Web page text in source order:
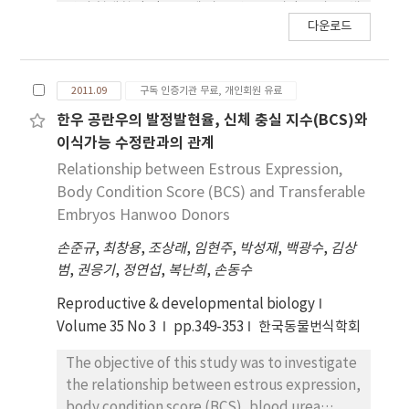
significantly increased in blastocyst-stage
embryos (blastocyst) compared to early
quality (Grade I). Oxygen consumption of
blastocyst was measured using a SECM and
total cell number of in vitro blastocyst was
enumerated by counting cells stained by
propidium iodide. The oxygen consumption
or GI blastocysts were significantly higher
1015/mols—1 versus 6.4 × 1015/mols—1,
p<0.05). Total cell numbers of in vitro
blastocysts were 74.8, 90.7 and 110.2 in the
oxygen consumption of below 10.0, 10.0∼12.0
and over 12.0∼1015/mols—1, respectively.
Pregnant rate in recipient cow was 0, 60 and
80% in the transplantation of embryo with
the oxygen consumption of below 10.0,
외수정란의 산소 소비량과 총세포수의 상관관계 를
있는 수정란의 등급 판정 기준에 준하여 형태학적 등
급이 좋을수록 수정란의 산소 소비량도 높아지고, 체
외수정란의 산소 소비량에 따른 총 세포수와 산소 소
비량 사 이에도 정의 관계가 있다고 보고 했다. 따라
서, 본 연구는 수정란의 산소 소비량을 측정 하여 그
품질을 확인하고, 이를 바탕으로 체내수정란의 산소
소비량이 수태율에 미치는 영향을 구명하고자 수행하
였다. 한우 체내수정란의 생산은 난소 및 자궁질환이
없는 건 강한 한우 공란우를 과배란을 유기하여 3
way Foley catheter를 이용하여 수정란을 채란 하
였다. 체외수정란은 국립축산과학원 가축유전자원시
험장 관행방법을 기준으로 생산하 여 시험에 사용하
였다. 수정란의 산소 소비량 측정은 수정란 호흡장치
(FHK, HV-405, Japan)를 이용하였고, 수정란 호흡
장치는 주사형 전기화학현미경(Scanning
다운로드
2011.09 구독 인증기관 무료, 개인회원 유료
한우 공란우의 발정발현율, 신체 충실 지수(BCS)와
이식가능 수정란과의 관계
Relationship between Estrous Expression,
Body Condition Score (BCS) and Transferable
Embryos Hanwoo Donors
손준규, 최창용, 조상래, 임현주, 박성재, 백광수, 김상
범, 권응기, 정연섭, 복난희, 손동수
Reproductive & developmental biology
Volume 35 No 3
pp.349-353 한국동물번식학회
The objective of this study was to investigate
the relationship between estrous expression,